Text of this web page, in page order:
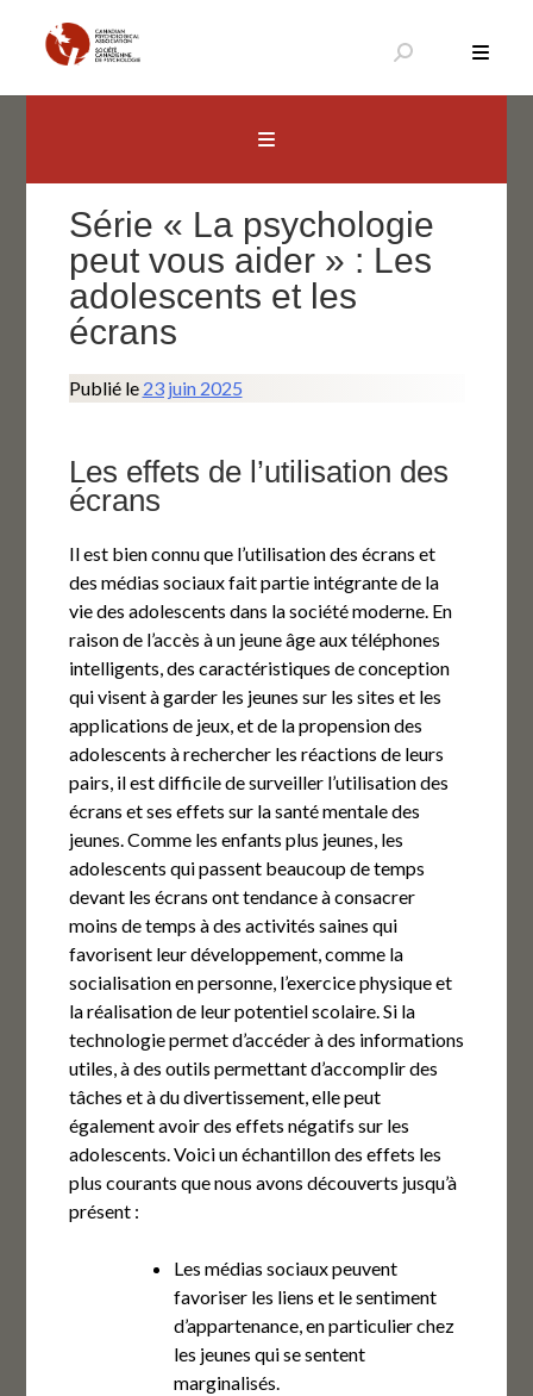
contenu
Série « La psychologie
peut vous aider » : Les
adolescents et les
écrans
Publié le 23 juin 2025
Les effets de l’utilisation des
écrans
Il est bien connu que l’utilisation des écrans et
des médias sociaux fait partie intégrante de la
vie des adolescents dans la société moderne. En
raison de l’accès à un jeune âge aux téléphones
intelligents, des caractéristiques de conception
qui visent à garder les jeunes sur les sites et les
applications de jeux, et de la propension des
adolescents à rechercher les réactions de leurs
pairs, il est difficile de surveiller l’utilisation des
écrans et ses effets sur la santé mentale des
jeunes. Comme les enfants plus jeunes, les
adolescents qui passent beaucoup de temps
devant les écrans ont tendance à consacrer
moins de temps à des activités saines qui
favorisent leur développement, comme la
socialisation en personne, l’exercice physique et
la réalisation de leur potentiel scolaire. Si la
technologie permet d’accéder à des informations
utiles, à des outils permettant d’accomplir des
tâches et à du divertissement, elle peut
également avoir des effets négatifs sur les
adolescents. Voici un échantillon des effets les
plus courants que nous avons découverts jusqu’à
présent :
Les médias sociaux peuvent
favoriser les liens et le sentiment
d’appartenance, en particulier chez
les jeunes qui se sentent
marginalisés.